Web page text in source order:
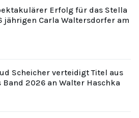
Erfolg für das Stella
jährigen Carla Waltersdorfer am
Scheicher verteidigt Titel aus
Band 2026 an Walter Haschka